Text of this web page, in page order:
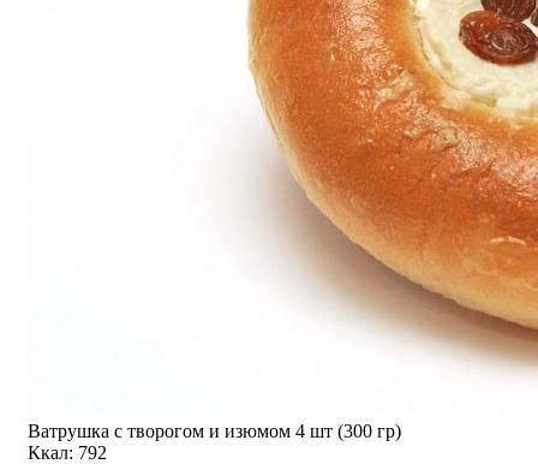
Ватрушка с творогом и изюмом 4 шт (300 гр)
Ккал: 792